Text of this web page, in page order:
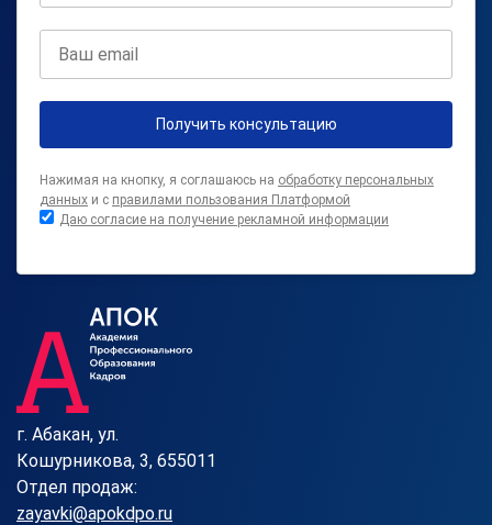
Получить консультацию
Нажимая на кнопку, я соглашаюсь на обработку персональных
данных и с правилами пользования Платформой
Даю согласие на получение рекламной информации
г. Абакан, ул.
Кошурникова, 3, 655011
Отдел продаж:
zayavki@apokdpo.ru